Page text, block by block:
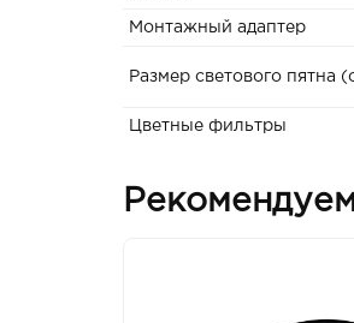
Монтажный адаптер
Размер светового пятна
Цветные фильтры